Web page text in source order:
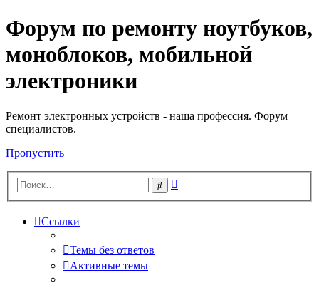
Регистрация
Форум по ремонту ноутбуков,
моноблоков, мобильной
электроники
Ремонт электронных устройств - наша профессия. Форум
специалистов.
Пропустить
Поиск
Ссылки
Темы без ответов
Активные темы